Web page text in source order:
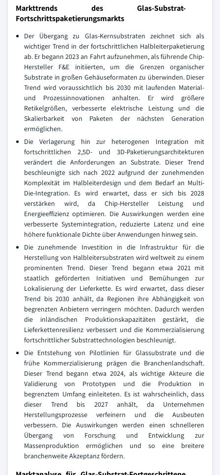
Markttrends des Glas-Substrat-
Fortschrittspaketierungsmarkts
Der Übergang zu Glas-Kernsubstraten zeichnet sich als
wichtiger Trend in der fortschrittlichen Halbleiterpaketierung
ab. Er begann 2023 an Fahrt aufzunehmen, als führende Chip-
Hersteller F&E initiierten, um die Grenzen organischer
Substrate in großen Gehäuseformaten zu überwinden. Dieser
Trend wird voraussichtlich bis 2030 mit laufenden Material-
und Prozessinnovationen anhalten. Er wird größere
Retikelgrößen, verbesserte elektrische Leistung und die
Skalierbarkeit von Paketen der nächsten Generation
ermöglichen.
Die Verlagerung hin zur heterogenen Integration mit
fortschrittlichen 2,5D- und 3D-Paketierungsarchitekturen
verändert die Anforderungen an Substrate. Dieser Trend
beschleunigte sich nach 2022 aufgrund der zunehmenden
Komplexität im Halbleiterdesign und dem Bedarf an Multi-
Die-Integration. Es wird erwartet, dass er sich bis 2028
verstärken wird, da Chip-Hersteller Leistung und
Energieeffizienz optimieren. Die Auswirkungen werden eine
verbesserte Systemintegration, reduzierte Latenz und eine
höhere funktionale Dichte über Anwendungen hinweg sein.
Die zunehmende Investition in die Infrastruktur für die
Herstellung von Halbleitersubstraten wird weltweit zu einem
prominenten Trend. Dieser Trend begann etwa 2021 mit
staatlich geförderten Initiativen und Bemühungen zur
Lokalisierung der Lieferkette. Es wird erwartet, dass dieser
Trend bis 2030 anhält, da Regionen ihre Abhängigkeit von
begrenzten Anbietern verringern möchten. Dadurch werden
die inländischen Produktionskapazitäten gestärkt, die
Lieferkettenresilienz verbessert und die Kommerzialisierung
fortschrittlicher Substrattechnologien beschleunigt.
Die Entstehung von Pilotlinien für Glassubstrate und die
frühe Kommerzialisierung prägen die Branchenlandschaft.
Dieser Trend begann etwa 2024, als wichtige Akteure die
Validierung von Prototypen und die Produktion in
begrenztem Umfang einleiteten. Es ist wahrscheinlich, dass
dieser Trend bis 2027 anhält, da Unternehmen
Herstellungsprozesse verfeinern und die Ausbeuten
verbessern. Die Auswirkungen werden einen schnelleren
Übergang von Forschung und Entwicklung zur
Massenproduktion ermöglichen und so eine breitere
branchenweite Akzeptanz fördern.